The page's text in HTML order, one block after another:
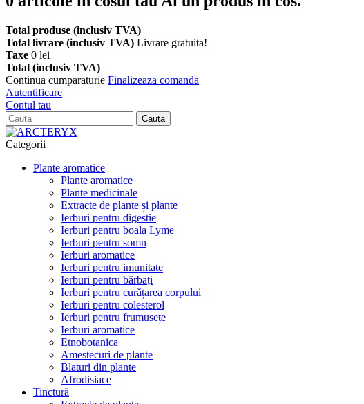
Total produse (inclusiv TVA)
Total livrare (inclusiv TVA) Livrare gratuita!
Taxe 0 lei
Total (inclusiv TVA)
Continua cumparaturie Finalizeaza comanda
Autentificare
Contul tau
Cauta
Categorii
Plante aromatice
Plante aromatice
Plante medicinale
Extracte de plante și plante
Ierburi pentru digestie
Ierburi pentru boala Lyme
Ierburi pentru somn
Ierburi aromatice
Ierburi pentru imunitate
Ierburi pentru bărbați
Ierburi pentru curățarea corpului
Ierburi pentru colesterol
Ierburi pentru frumusețe
Ierburi aromatice
Etnobotanica
Amestecuri de plante
Blaturi din plante
Afrodisiace
Tinctură